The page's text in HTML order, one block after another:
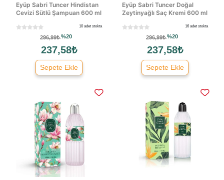
Eyüp Sabri Tuncer Hindistan
Cevizi Sütlü Şampuan 600 ml
10 adet stokta
296,99₺%20
237,58₺
Sepete Ekle
Eyüp Sabri Tuncer Doğal
Zeytinyağlı Saç Kremi 600 ml
16 adet stokta
296,99₺%20
237,58₺
Sepete Ekle